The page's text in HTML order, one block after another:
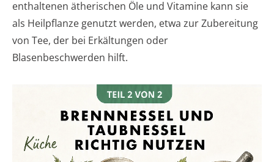
enthaltenen ätherischen Öle und Vitamine kann sie
als Heilpflanze genutzt werden, etwa zur Zubereitung
von Tee, der bei Erkältungen oder
Blasenbeschwerden hilft.